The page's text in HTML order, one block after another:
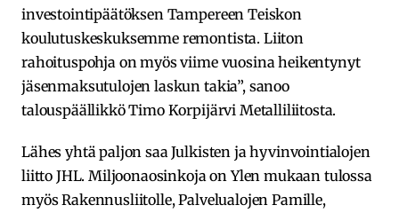
investointipäätöksen Tampereen Teiskon
koulutuskeskuksemme remontista. Liiton
rahoituspohja on myös viime vuosina heikentynyt
jäsenmaksutulojen laskun takia”, sanoo
talouspäällikkö Timo Korpijärvi Metalliliitosta.
Lähes yhtä paljon saa Julkisten ja hyvinvointialojen
liitto JHL. Miljoonaosinkoja on Ylen mukaan tulossa
myös Rakennusliitolle, Palvelualojen Pamille,